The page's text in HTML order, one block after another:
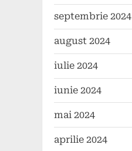
septembrie 2024
august 2024
iulie 2024
iunie 2024
mai 2024
aprilie 2024